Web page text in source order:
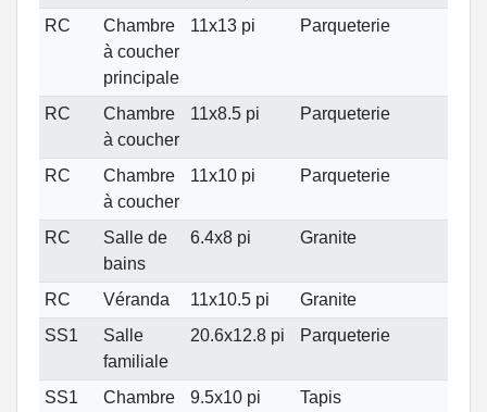
RC
Chambre
à coucher
principale
11x13 pi Parqueterie
RC
Chambre
à coucher
11x8.5 pi Parqueterie
RC
Chambre
à coucher
11x10 pi Parqueterie
RC
Salle de
bains
6.4x8 pi Granite
RC Véranda 11x10.5 pi
Granite
SS1
Salle
familiale
20.6x12.8 pi Parqueterie
SS1
Chambre
9.5x10 pi Tapis